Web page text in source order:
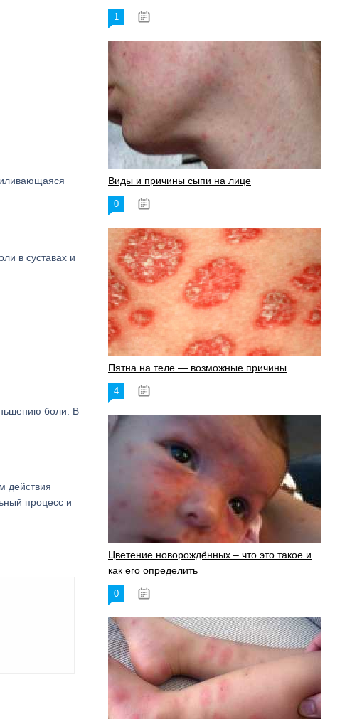
в суставах и
боли. В
действия
процесс и
1
Виды и причины сыпи на лице
0
Пятна на теле — возможные причины
4
Цветение новорождённых – что это такое и
как его определить
0